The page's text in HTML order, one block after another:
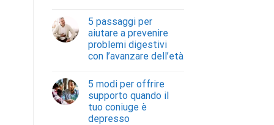
5 passaggi per
aiutare a prevenire
problemi digestivi
con l’avanzare dell’età
5 modi per offrire
supporto quando il
tuo coniuge è
depresso